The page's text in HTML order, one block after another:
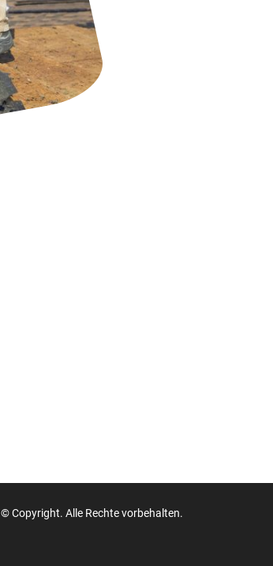
© Copyright. Alle Rechte vorbehalten.